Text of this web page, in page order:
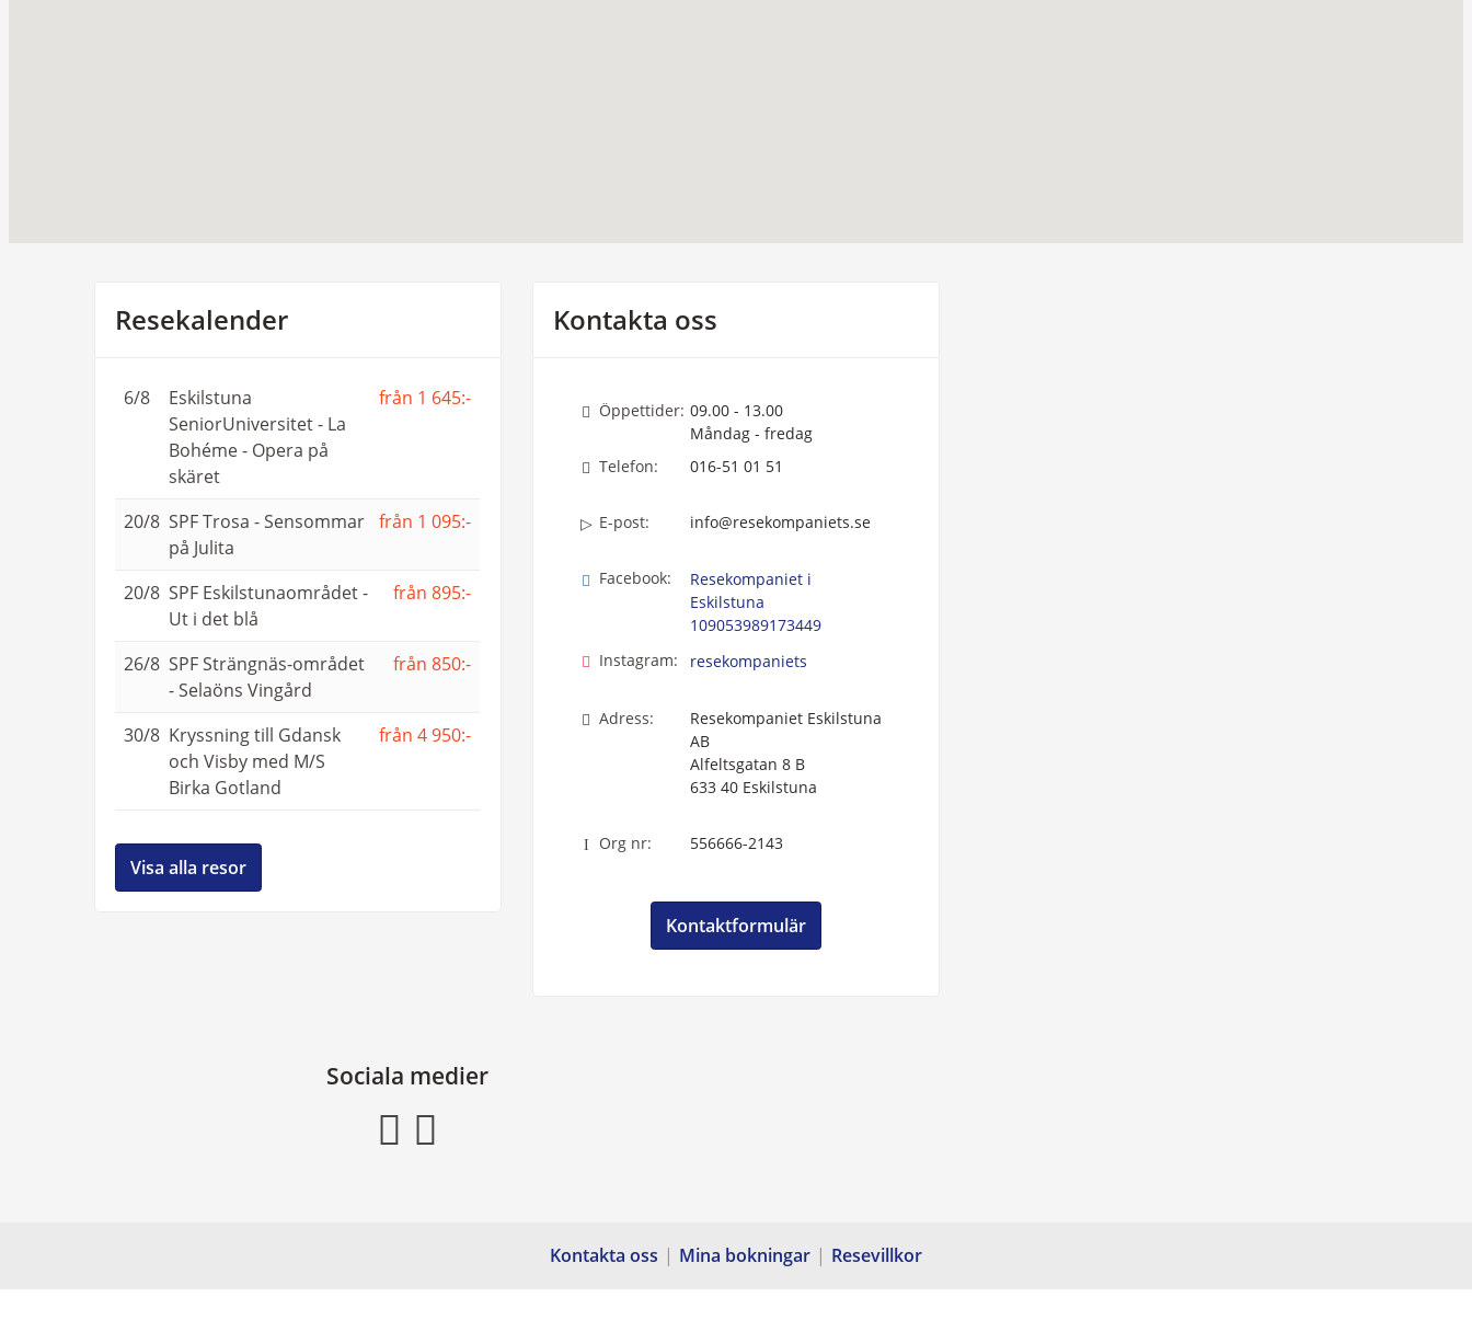
Resekalender
6/8
Eskilstuna
SeniorUniversitet - La
Bohéme - Opera på
skäret
från 1 645:-
20/8 SPF Trosa - Sensommar
på Julita
från 1 095:-
20/8 SPF Eskilstunaområdet -
Ut i det blå
från 895:-
26/8 SPF Strängnäs-området
- Selaöns Vingård
från 850:-
30/8 Kryssning till Gdansk
och Visby med M/S
Birka Gotland
från 4 950:-
Visa alla resor
Kontakta oss
Öppettider: 09.00 - 13.00
Måndag - fredag
Telefon:
016-51 01 51
E-post: info@resekompaniets.se
Facebook:
Resekompaniet i
Eskilstuna
109053989173449
Instagram:
resekompaniets
Adress:
Resekompaniet Eskilstuna
AB
Alfeltsgatan 8 B
633 40 Eskilstuna
Org nr: 556666-2143
Kontaktformulär
Sociala medier
Kontakta oss Mina bokningar Resevillkor